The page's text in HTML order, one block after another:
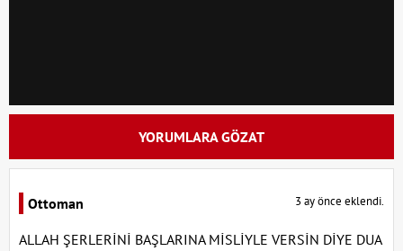
YORUMLARA GÖZAT
Ottoman 3 ay önce eklendi.
ALLAH ŞERLERİNİ BAŞLARINA MİSLİYLE VERSİN DİYE DUA